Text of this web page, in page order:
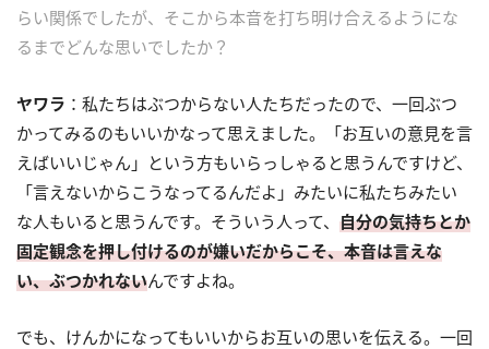
らい関係でしたが、そこから本音を打ち明け合えるようにな
るまでどんな思いでしたか？
ヤワラ ：私たちはぶつからない人たちだったので、一回ぶつ
かってみるのもいいかなって思えました。「お互いの意見を言
えばいいじゃん」という方もいらっしゃると思うんですけど、
「言えないからこうなってるんだよ」みたいに私たちみたい
な人もいると思うんです。そういう人って、 自分の気持ちとか
固定観念を押し付けるのが嫌いだからこそ、本音は言えな
い、ぶつかれないんですよね。
でも、けんかになってもいいからお互いの思いを伝える。一回